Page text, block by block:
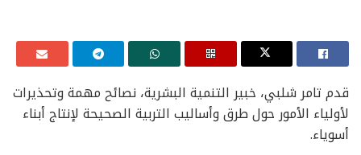
قدم تامر شلبي، خبير التنمية البشرية، نصائح مهمة وتحذيرات
لأولياء الأمور حول طرق وأساليب التربية الصحيحة لإنتاج أبناء
أسوياء.